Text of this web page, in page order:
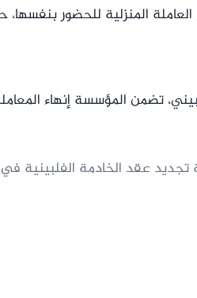
المنزلية للحضور بنفسها،
تضمن المؤسسة إنهاء
عقد الخادمة الفلبينية